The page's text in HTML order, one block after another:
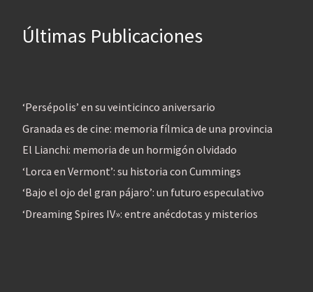
Últimas Publicaciones
‘Persépolis’ en su veinticinco aniversario
Granada es de cine: memoria fílmica de una provincia
El Lianchi: memoria de un hormigón olvidado
‘Lorca en Vermont’: su historia con Cummings
‘Bajo el ojo del gran pájaro’: un futuro especulativo
‘Dreaming Spires IV»: entre anécdotas y misterios